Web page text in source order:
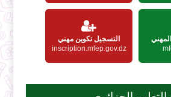
التسجيل تكوين مهني
inscription.mfep.gov.dz